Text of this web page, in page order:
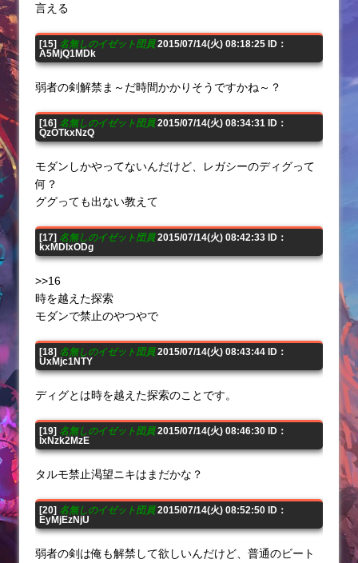
言える
[15] 名無しのイゼット団員2015/07/14(火) 08:18:25 ID：
A5MjQ1MDk
弱者の剣解禁ま～だ時間かかりそうですかね～？
[16] 名無しのイゼット団員2015/07/14(火) 08:34:31 ID：
QzOTkxNzQ
モダンしかやってないんだけど、レガシーのディグって
何？
ググっても出ない教えて
[17] 名無しのイゼット団員2015/07/14(火) 08:42:33 ID：
kxMDIxODg
>>16
時を越えた探索
モダンで禁止のやつやで
[18] 名無しのイゼット団員2015/07/14(火) 08:43:44 ID：
UxMjc1NTY
ディグとは時を越えた探索のことです。
[19] 名無しのイゼット団員2015/07/14(火) 08:46:30 ID：
IxNzk2MzE
タルモ禁止渇望ニキはまだかな？
[20] 名無しのイゼット団員2015/07/14(火) 08:52:50 ID：
EyMjEzNjU
弱者の剣は俺も解禁して欲しいんだけど、普通のビート